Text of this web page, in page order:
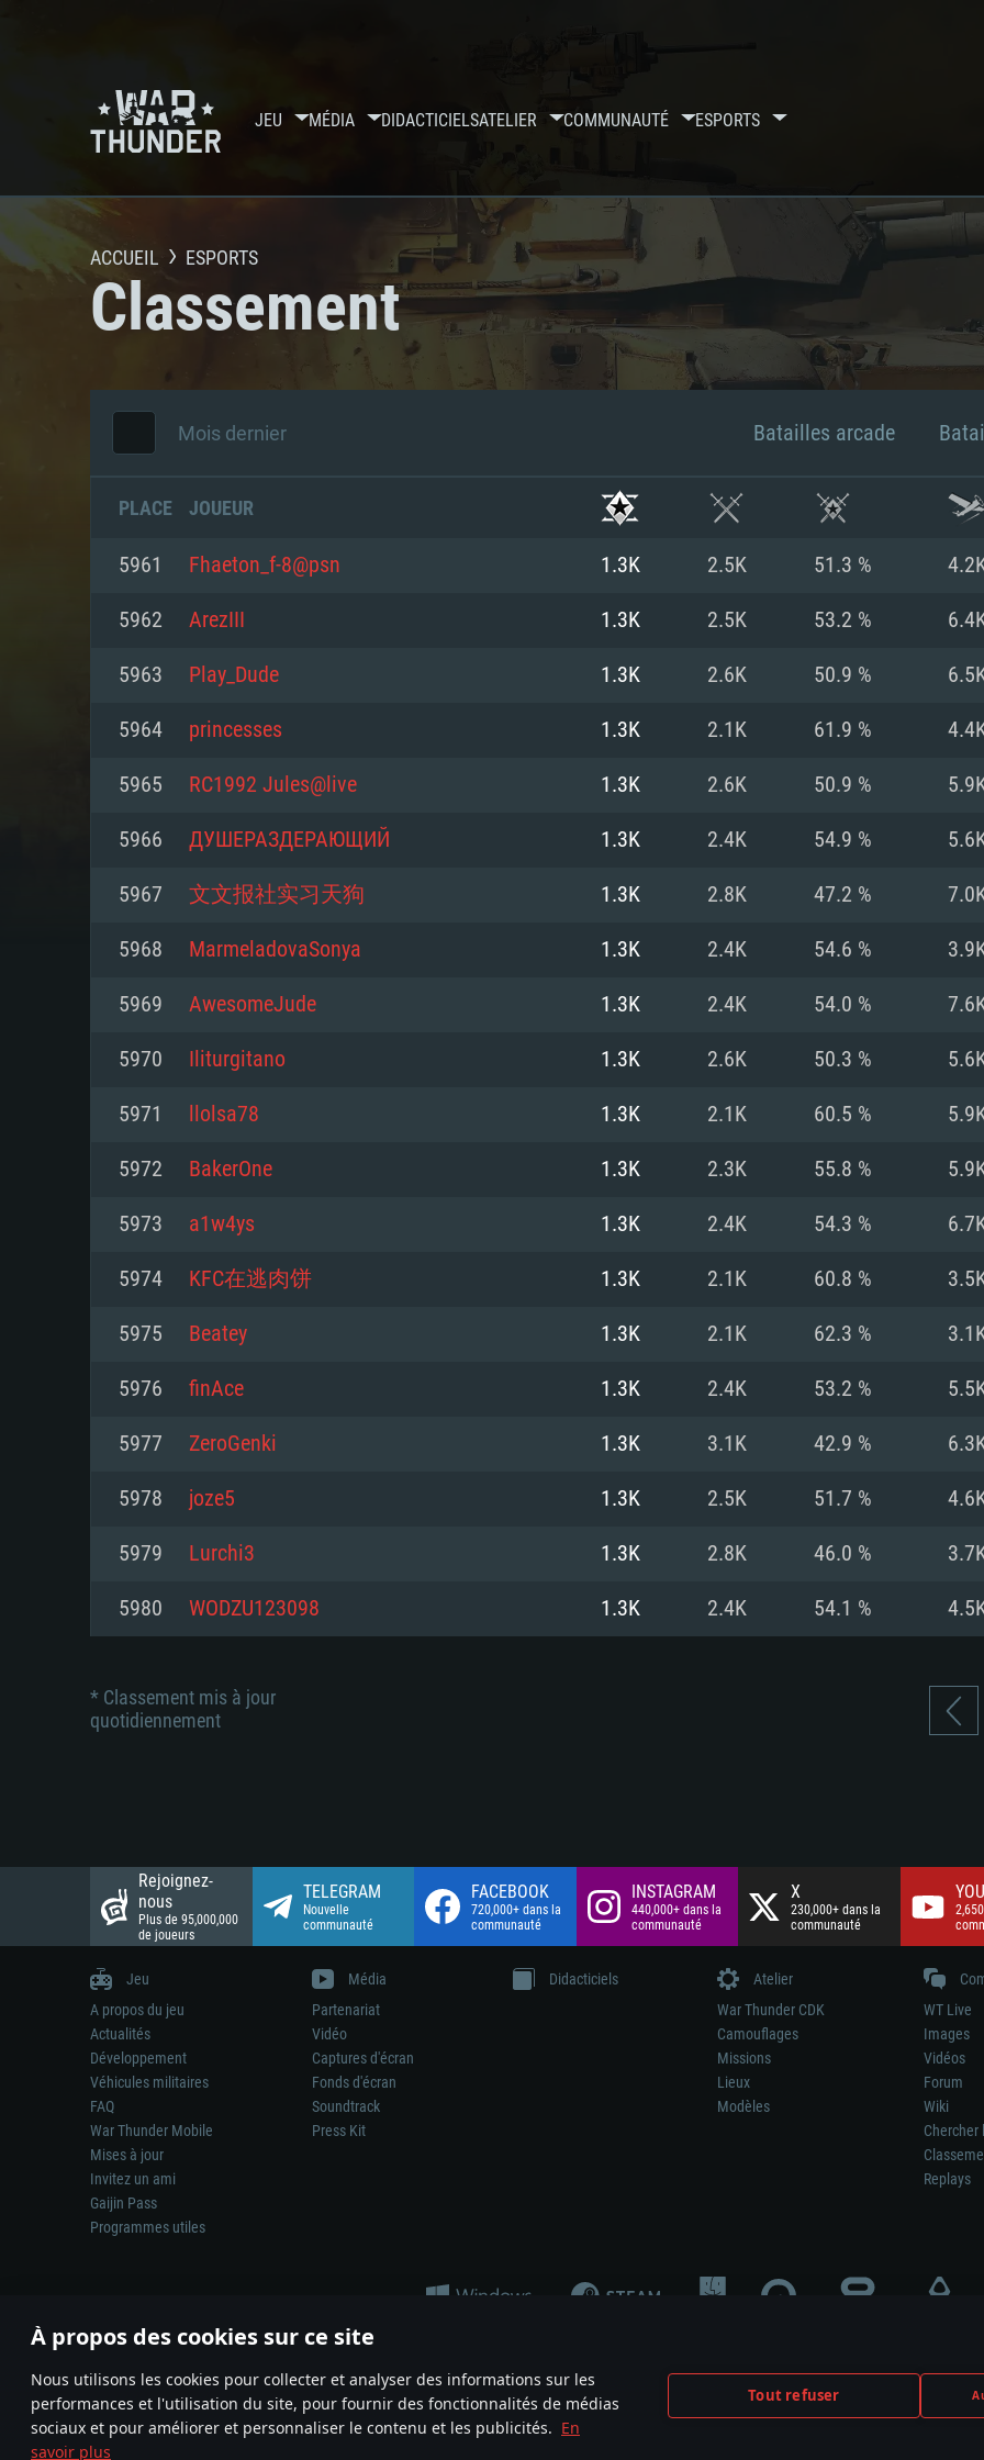
À propos des cookies sur ce site
Nous utilisons les cookies pour collecter et analyser des informations sur les
performances et l'utilisation du site, pour fournir des fonctionnalités de médias
sociaux et pour améliorer et personnaliser le contenu et les publicités. En
savoir plus
Tout refuser
JEU MÉDIA DIDACTICIELSATELIER COMMUNAUTÉ ESPORTS
CONFIGURATION SYSTÈME
Minimum
Mémoire: 4 GB
Carte graphique supportant DirectX 11: AMD
Radeon 77XX / NVIDIA GeForce GTX 660. La
résolution minimale supportée par le jeu est de
Disque dur: 23.1 Go (client minimal)
Carte graphique
drivers: Nvidia
570 et plus.
Connection:
Disque dur: 75.9
Minimum
processeurs Intel Xeon ne sont pas supportés)
Mémoire: 6 GB
Carte graphique: Intel Iris Pro 5200 (Mac), ou
analogue AMD/Nvidia. La résolution minimale
Disque dur: 62,2 Go (client minimal)
ne sont pas
Mémoire: 8 GB
Carte graphique:
support de Metal
Connection:
Disque dur: 62,2
Minimum
modernes
Processeur: Dual-Core 2.4 GHz
Mémoire: 4 GB
Carte graphique: NVIDIA 660 avec les derniers
drivers (moins de 6 mois) / de même pour AMD
de 720p)
Connection: Connexion Internet à haut débit
Disque dur: 62,2 Go (client minimal)
Carte graphique:
drivers (moins
(Radeon RX
Disque dur: 60,2
ACCUEIL ESPORTS
Classement
Mois dernier Batailles arcade
PLACE JOUEUR
5961 Fhaeton_f-8@psn 1.3K 2.5K 51.3 %
5962 ArezIII 1.3K 2.5K 53.2 %
5963 Play_Dude 1.3K 2.6K 50.9 %
5964 princesses 1.3K 2.1K 61.9 %
5965 RC1992 Jules@live 1.3K 2.6K 50.9 %
5966 ДУШЕРАЗДЕРАЮЩИЙ 1.3K 2.4K 54.9 %
5967 文文报社实习天狗 1.3K 2.8K 47.2 %
5968 MarmeladovaSonya 1.3K 2.4K 54.6 %
5969 AwesomeJude 1.3K 2.4K 54.0 %
5970 Iliturgitano 1.3K 2.6K 50.3 %
5971 llolsa78 1.3K 2.1K 60.5 %
5972 BakerOne 1.3K 2.3K 55.8 %
5973 a1w4ys 1.3K 2.4K 54.3 %
5974 KFC在逃肉饼 1.3K 2.1K 60.8 %
5975 Beatey 1.3K 2.1K 62.3 %
5976 finAce 1.3K 2.4K 53.2 %
5977 ZeroGenki 1.3K 3.1K 42.9 %
5978 joze5 1.3K 2.5K 51.7 %
5979 Lurchi3 1.3K 2.8K 46.0 %
5980 WODZU123098 1.3K 2.4K 54.1 %
* Classement mis à jour
quotidiennement
Rejoignez-
nous
Plus de 95,000,000
de joueurs
TELEGRAM
Nouvelle
communauté
FACEBOOK
720,000+ dans la
communauté
INSTAGRAM
440,000+ dans la
communauté
X
230,000+ dans la
communauté
Jeu
A propos du jeu
Actualités
Développement
Véhicules militaires
FAQ
War Thunder Mobile
Mises à jour
Invitez un ami
Gaijin Pass
Programmes utiles
Média
Partenariat
Vidéo
Captures d'écran
Fonds d'écran
Soundtrack
Press Kit
Didacticiels
Atelier
War Thunder CDK
Camouflages
Missions
Lieux
Modèles
WT Live
Images
Vidéos
Forum
Wiki
Chercher
Replays
La représentation d’une arme ou d’un véhicule réel dans ce jeu ne signifie pas la participation au développement du jeu, le sponsoring ou à
© 2011—2026 Gaijin Games Kft. All trademarks, logos and brand names are the property of their respective owners.
Termes et conditions